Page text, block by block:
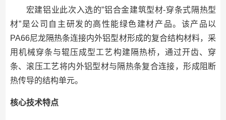
宏建铝业此次入选的”铝合金建筑型材-穿条式隔热型
材”是公司自主研发的高性能绿色建材产品。该产品以
PA66尼龙隔热条连接内外铝型材形成的复合结构材料，采
用机械穿条与辊压成型工艺构建隔热桥，通过开齿、穿
条、滚压工艺将内外铝型材与隔热条复合连接，形成阻断
热传导的结构单元。
核心技术特点